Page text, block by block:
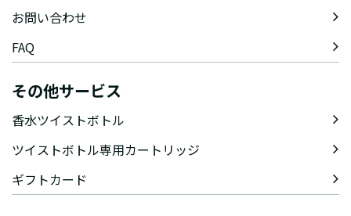
お問い合わせ
FAQ
その他サービス
香水ツイストボトル
ツイストボトル専用カートリッジ
ギフトカード